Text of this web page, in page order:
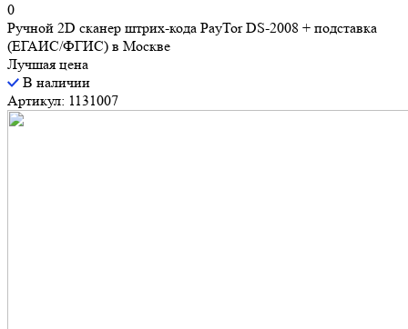
0
Ручной 2D сканер штрих-кода PayTor DS-2008 + подставка
(ЕГАИС/ФГИС) в Москве
Лучшая цена
В наличии
Артикул: 1131007